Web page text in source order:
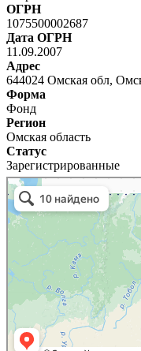
ОГРН
1075500002687
Дата ОГРН
11.09.2007
Адрес
644024 Омская обл,
Форма
Фонд
Регион
Омская область
Статус
Зарегистрированные